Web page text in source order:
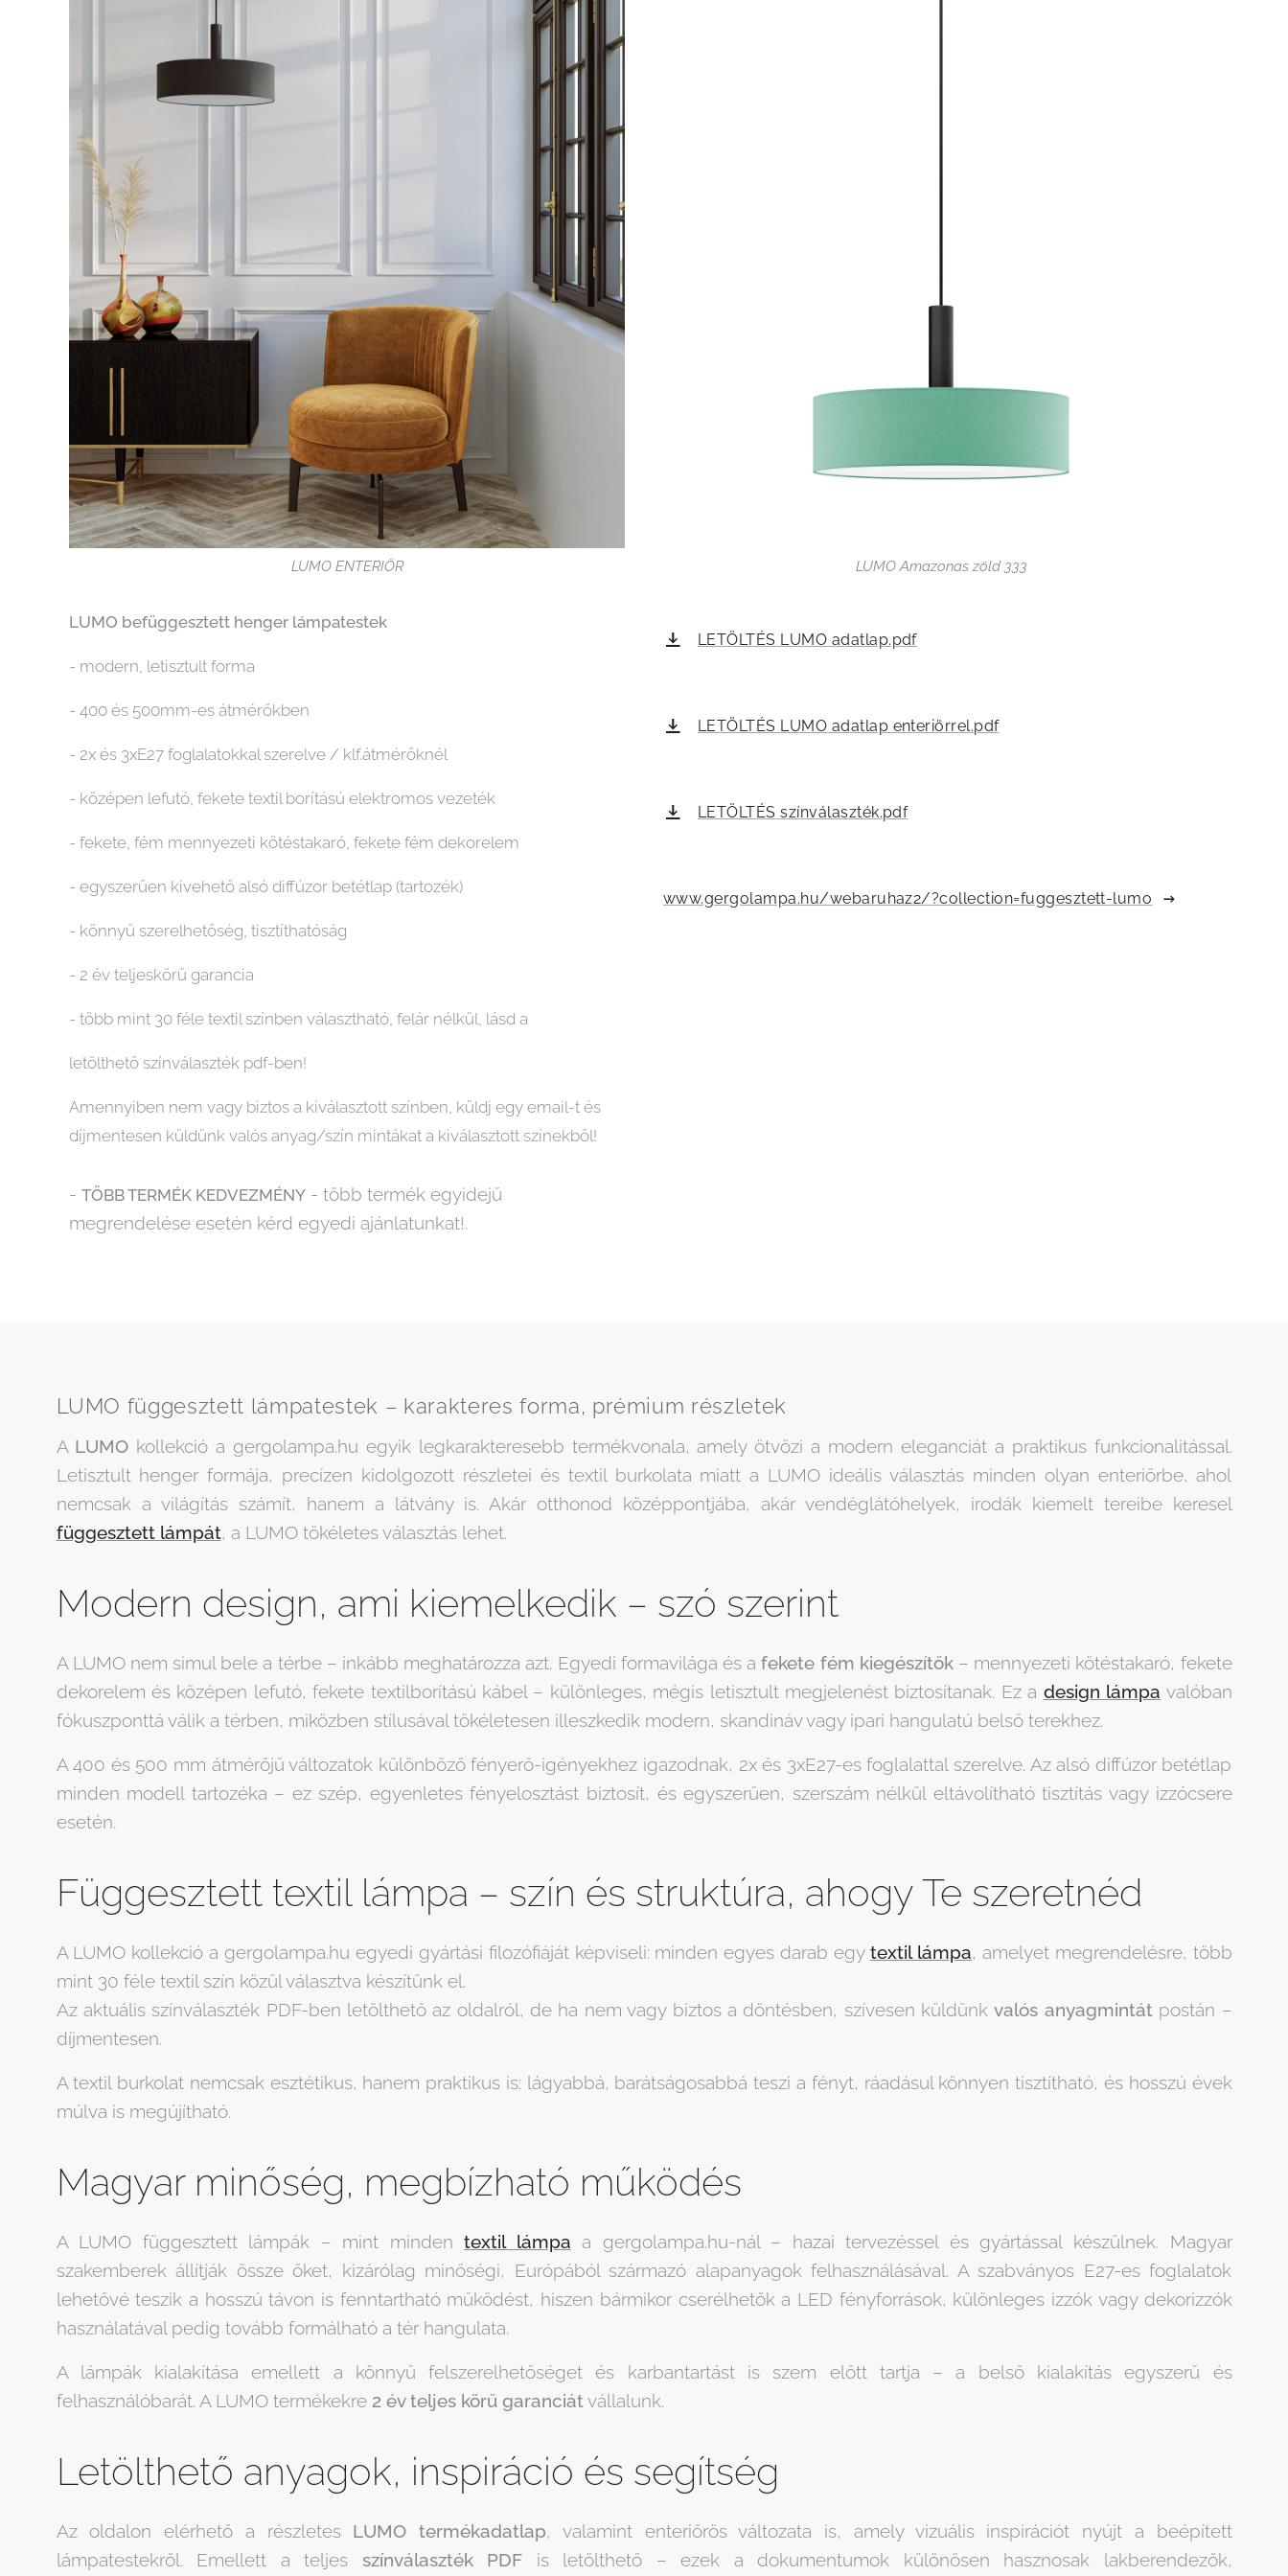
LUMO ENTERIÖR
LUMO befüggesztett henger lámpatestek
- modern, letisztult forma
- 400 és 500mm-es átmérőkben
- 2x és 3xE27 foglalatokkal szerelve / klf.átmérőknél
- középen lefutó, fekete textil borítású elektromos vezeték
- fekete, fém mennyezeti kötéstakaró, fekete fém dekorelem
- egyszerűen kivehető alsó diffúzor betétlap (tartozék)
- könnyű szerelhetőség, tisztíthatóság
- 2 év teljeskörű garancia
- több mint 30 féle textil színben választható, felár nélkül, lásd a
letölthető színválaszték pdf-ben!
Amennyiben nem vagy biztos a kiválasztott színben, küldj egy email-t és
díjmentesen küldünk valós anyag/szín mintákat a kiválasztott színekből!
- TÖBB TERMÉK KEDVEZMÉNY - több termék egyidejű
megrendelése esetén kérd egyedi ajánlatunkat!.
LUMO Amazonas zöld 333
LETÖLTÉS LUMO adatlap.pdf
LETÖLTÉS LUMO adatlap enteriörrel.pdf
LETÖLTÉS színválaszték.pdf
www.gergolampa.hu/webaruhaz2/?collection=fuggesztett-lumo
LUMO függesztett lámpatestek – karakteres forma, prémium részletek
A LUMO kollekció a gergolampa.hu egyik legkarakteresebb termékvonala, amely ötvözi a modern eleganciát a praktikus funkcionalitással.
Letisztult henger formája, precízen kidolgozott részletei és textil burkolata miatt a LUMO ideális választás minden olyan enteriőrbe, ahol
nemcsak a világítás számít, hanem a látvány is. Akár otthonod középpontjába, akár vendéglátóhelyek, irodák kiemelt tereibe keresel
függesztett lámpát, a LUMO tökéletes választás lehet.
Modern design, ami kiemelkedik – szó szerint
A LUMO nem simul bele a térbe – inkább meghatározza azt. Egyedi formavilága és afekete fém kiegészítők– mennyezeti kötéstakaró, fekete
dekorelem és középen lefutó, fekete textilborítású kábel – különleges, mégis letisztult megjelenést biztosítanak. Ez a design lámpa valóban
fókuszponttá válik a térben, miközben stílusával tökéletesen illeszkedik modern, skandináv vagy ipari hangulatú belső terekhez.
A 400 és 500 mm átmérőjű változatok különböző fényerő-igényekhez igazodnak, 2x és 3xE27-es foglalattal szerelve. Az alsó diffúzor betétlap
minden modell tartozéka – ez szép, egyenletes fényelosztást biztosít, és egyszerűen, szerszám nélkül eltávolítható tisztítás vagy izzócsere
esetén.
Függesztett textil lámpa – szín és struktúra, ahogy Te szeretnéd
A LUMO kollekció a gergolampa.hu egyedi gyártási filozófiáját képviseli: minden egyes darab egy textil lámpa, amelyet megrendelésre, több
mint 30 féle textil szín közül választva készítünk el.
Az aktuális színválaszték PDF-ben letölthető az oldalról, de ha nem vagy biztos a döntésben, szívesen küldünkvalós anyagmintátpostán –
díjmentesen.
A textil burkolat nemcsak esztétikus, hanem praktikus is: lágyabbá, barátságosabbá teszi a fényt, ráadásul könnyen tisztítható, és hosszú évek
múlva is megújítható.
Magyar minőség, megbízható működés
A LUMO függesztett lámpák – mint mindentextil lámpa a gergolampa.hu-nál – hazai tervezéssel és gyártással készülnek. Magyar
szakemberek állítják össze őket, kizárólag minőségi, Európából származó alapanyagok felhasználásával. A szabványos E27-es foglalatok
lehetővé teszik a hosszú távon is fenntartható működést, hiszen bármikor cserélhetők a LED fényforrások, különleges izzók vagy dekorizzók
használatával pedig tovább formálható a tér hangulata.
A lámpák kialakítása emellett a könnyű felszerelhetőséget és karbantartást is szem előtt tartja – a belső kialakítás egyszerű és
felhasználóbarát. A LUMO termékekre 2 év teljes körű garanciátvállalunk.
Letölthető anyagok, inspiráció és segítség
Az oldalon elérhető a részletes LUMO termékadatlap, valamint enteriőrös változata is, amely vizuális inspirációt nyújt a beépített
lámpatestekről. Emellett a teljes színválaszték PDF is letölthető – ezek a dokumentumok különösen hasznosak lakberendezők,